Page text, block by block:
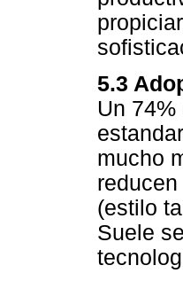
5.3
Un
mucho
(estilo
Suele